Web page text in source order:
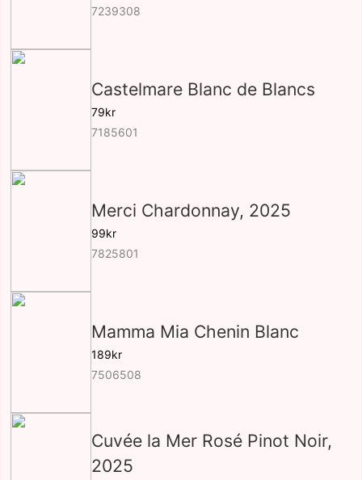
7239308
Castelmare Blanc de Blancs
79kr
7185601
Merci Chardonnay, 2025
99kr
7825801
Mamma Mia Chenin Blanc
189kr
7506508
Cuvée la Mer Rosé Pinot Noir,
2025